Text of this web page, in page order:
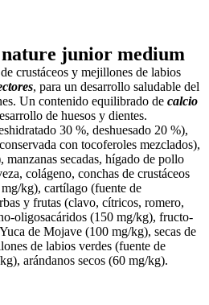
junior medium
crustáceos y mejillones de labios
, para un desarrollo saludable del
Un contenido equilibrado de calcio
de huesos y dientes.
30 %, deshuesado 20 %),
con tocoferoles mezclados),
manzanas secadas, hígado de pollo
colágeno, conchas de crustáceos
kg), cartílago (fuente de
y frutas (clavo, cítricos, romero,
oligosacáridos (150 mg/kg), fructo-
de Mojave (100 mg/kg), secas de
de labios verdes (fuente de
arándanos secos (60 mg/kg).